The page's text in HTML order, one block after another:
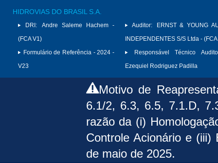
HIDROVIAS DO BRASIL S.A.
DRI:
Andre Saleme Hachem -
(FCA V1)
Formulário de Referência - 2024 -
V23
Auditor:
ERNST & YOUNG
INDEPENDENTES S/S Ltda -
Responsável Técnico
Ezequiel Rodriguez Padilla
Motivo de
6.1/2, 6.3, 6.5, 7.1.D,
razão da (i)
Controle Acionário e (iii)
de maio de 2025.